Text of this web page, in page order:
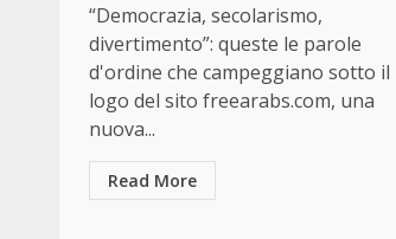
“Democrazia, secolarismo,
divertimento”: queste le parole
d'ordine che campeggiano sotto il
logo del sito freearabs.com, una
nuova...
Read More